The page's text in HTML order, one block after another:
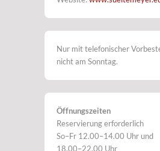
Nur mit telefonischer
nicht am Sonntag.
Öffnungszeiten
Reservierung erforderlich
So–Fr 12.00–14.00 Uhr und
18.00–22.00 Uhr